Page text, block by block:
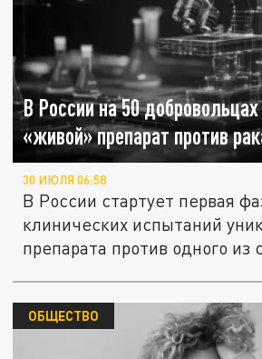
В России на 50
«живой» препарат против
30 ИЮЛЯ 06:58
В России стартует первая
клинических испытаний
препарата против одного из
ОБЩЕСТВО